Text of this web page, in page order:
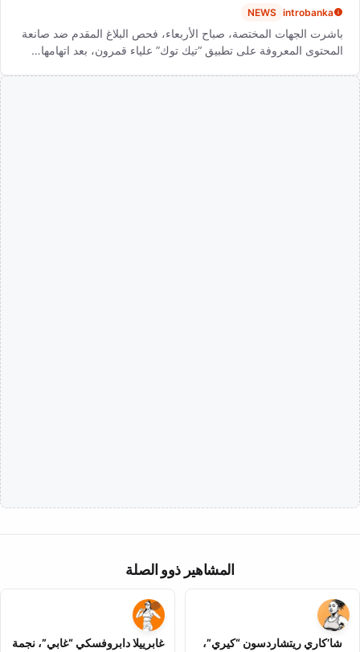
introbanka
NEWS
باشرت الجهات المختصة، صباح الأربعاء، فحص البلاغ المقدم ضد صانعة
المحتوى المعروفة على تطبيق “تيك توك” علياء قمرون، بعد اتهامها…
المشاهير ذوو الصلة
شا’كاري ريتشاردسون “كيري”،
غابرييلا دابروفسكي “غابي”، نجمة